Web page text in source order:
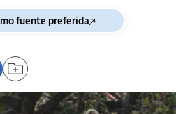
fuente preferida